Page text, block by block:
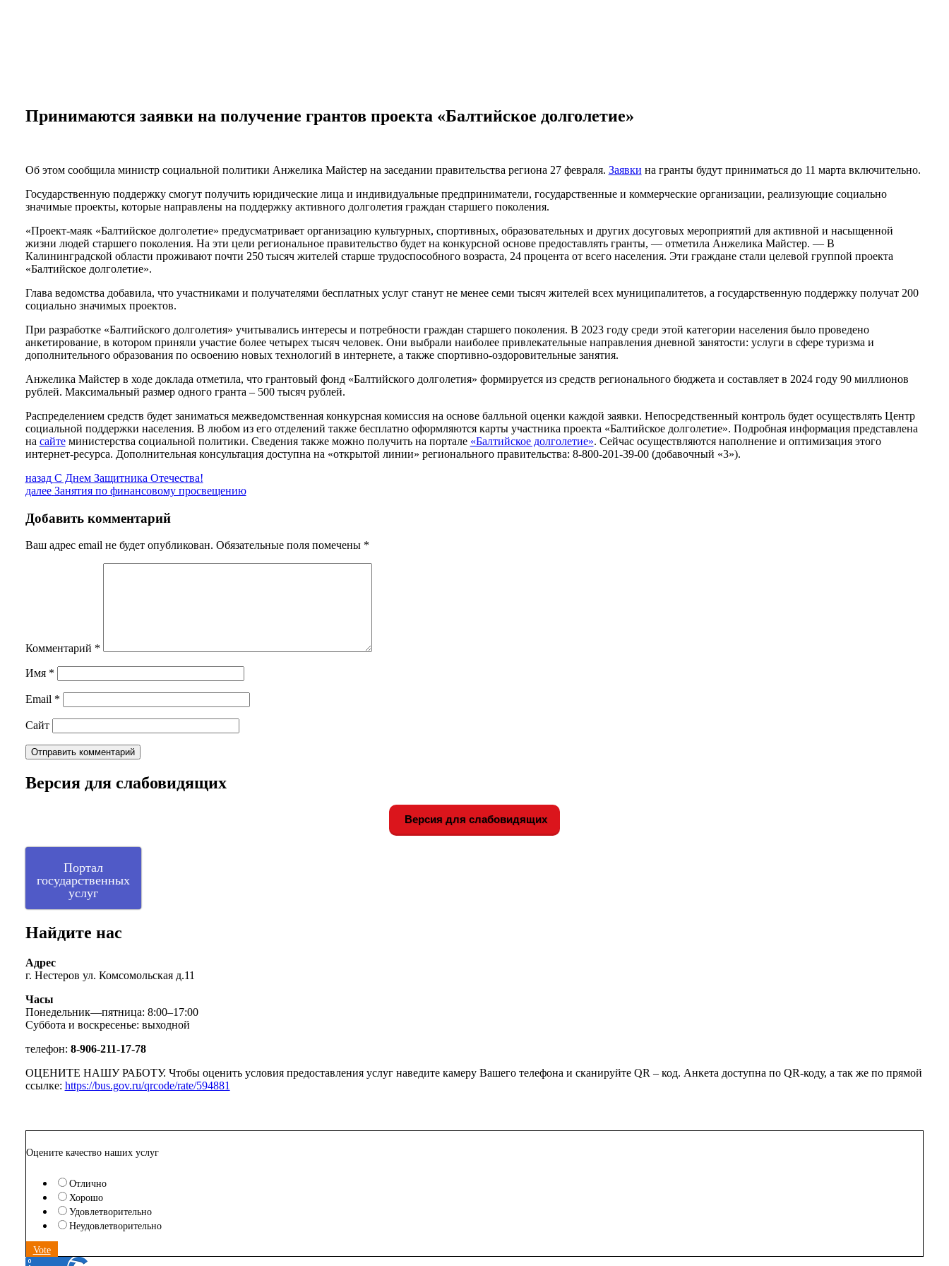
Принимаются заявки на получение грантов проекта «Балтийское долголетие»
Об этом сообщила министр социальной политики Анжелика Майстер на заседании правительства региона 27 февраля. Заявки на гранты будут приниматься до 11 марта включительно.
Государственную поддержку смогут получить юридические лица и индивидуальные предприниматели, государственные и коммерческие организации, реализующие социально
значимые проекты, которые направлены на поддержку активного долголетия граждан старшего поколения.
«Проект-маяк «Балтийское долголетие» предусматривает организацию культурных, спортивных, образовательных и других досуговых мероприятий для активной и насыщенной
жизни людей старшего поколения. На эти цели региональное правительство будет на конкурсной основе предоставлять гранты, — отметила Анжелика Майстер. — В
Калининградской области проживают почти 250 тысяч жителей старше трудоспособного возраста, 24 процента от всего населения. Эти граждане стали целевой группой проекта
«Балтийское долголетие».
Глава ведомства добавила, что участниками и получателями бесплатных услуг станут не менее семи тысяч жителей всех муниципалитетов, а государственную поддержку получат 200
социально значимых проектов.
При разработке «Балтийского долголетия» учитывались интересы и потребности граждан старшего поколения. В 2023 году среди этой категории населения было проведено
анкетирование, в котором приняли участие более четырех тысяч человек. Они выбрали наиболее привлекательные направления дневной занятости: услуги в сфере туризма и
дополнительного образования по освоению новых технологий в интернете, а также спортивно-оздоровительные занятия.
Анжелика Майстер в ходе доклада отметила, что грантовый фонд «Балтийского долголетия» формируется из средств регионального бюджета и составляет в 2024 году 90 миллионов
рублей. Максимальный размер одного гранта – 500 тысяч рублей.
Распределением средств будет заниматься межведомственная конкурсная комиссия на основе балльной оценки каждой заявки. Непосредственный контроль будет осуществлять Центр
социальной поддержки населения. В любом из его отделений также бесплатно оформляются карты участника проекта «Балтийское долголетие». Подробная информация представлена
на сайтеминистерства социальной политики. Сведения также можно получить на портале «Балтийское долголетие». Сейчас осуществляются наполнение и оптимизация этого
интернет-ресурса. Дополнительная консультация доступна на «открытой линии» регионального правительства: 8-800-201-39-00 (добавочный «3»).
Навигация
по
записям
назад Предыдущая
запись:
С Днем Защитника Отечества!
далее Следующая
Занятия по финансовому просвещению
Добавить комментарий
Ваш адрес email не будет опубликован. Обязательные поля помечены *
Комментарий *
Имя *
Email *
Сайт
Версия для слабовидящих
Версия для слабовидящих
Портал
государственных
услуг
Найдите нас
Адрес
г. Нестеров ул. Комсомольская д.11
Часы
Понедельник—пятница: 8:00–17:00
Суббота и воскресенье: выходной
телефон: 8-906-211-17-78
ОЦЕНИТЕ НАШУ РАБОТУ. Чтобы оценить условия предоставления услуг наведите камеру Вашего телефона и сканируйте QR – код. Анкета доступна по QR-коду, а так же по прямой
ссылке: https://bus.gov.ru/qrcode/rate/594881
Оцените качество наших услуг
Отлично
Хорошо
Удовлетворительно
Неудовлетворительно
Vote